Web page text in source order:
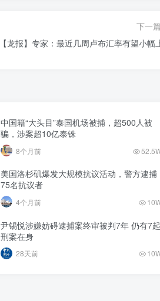
下一
【龙报】专家：最近几周卢布汇率有望小幅
中国籍“大头目”泰国机场被捕，超500人被
骗，涉案超10亿泰铢
8个月前
美国洛杉矶爆发大规模抗议活动，警方逮捕
75名抗议者
4个月前
尹锡悦涉嫌妨碍逮捕案终审被判7年 仍有7起
刑案在身
28天前